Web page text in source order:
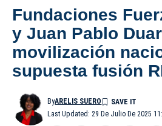
Fundaciones
y Juan Pablo
movilización
supuesta fusión
Last Updated: 29 De Julio De 2025
ByARELIS SUERO